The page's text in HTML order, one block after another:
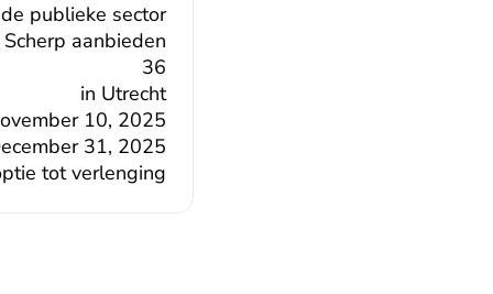
10, 2025
31, 2025
tot verlenging
publieke sector
Scherp aanbieden
36
in Utrecht